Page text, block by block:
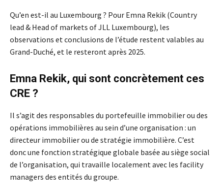
Qu’en est-il au Luxembourg ? Pour Emna Rekik (Country
lead & Head of markets of JLL Luxembourg), les
observations et conclusions de l’étude restent valables au
Grand-Duché, et le resteront après 2025.
Emna Rekik, qui sont concrètement ces
CRE ?
Il s’agit des responsables du portefeuille immobilier ou des
opérations immobilières au sein d’une organisation : un
directeur immobilier ou de stratégie immobilière. C’est
donc une fonction stratégique globale basée au siège social
de l’organisation, qui travaille localement avec les facility
managers des entités du groupe.